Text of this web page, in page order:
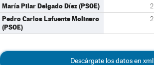
María Pilar Delgado Díez (PSOE) 2
Pedro Carlos Lafuente Molinero
(PSOE)
2
Descárgate los datos en xml